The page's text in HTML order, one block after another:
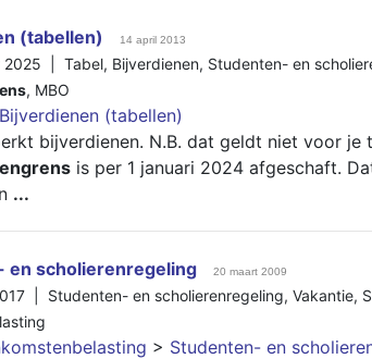
(tabellen) 14 april 2013
2025 | Tabel, Bijverdienen, Studenten- en
, MBO
Bijverdienen (tabellen)
bijverdienen. N.B. dat geldt niet voor je
is per 1 januari 2024 afgeschaft.
...
en scholierenregeling 20 maart 2009
| Studenten- en scholierenregeling, Vakantie,
> Studenten- en